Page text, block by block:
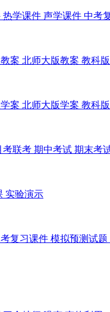
热学课件 声学课件 中考
案 北师大版教案 教科
案 北师大版学案 教科
考联考 期中考试 期末考
实验演示
复习课件 模拟预测试题